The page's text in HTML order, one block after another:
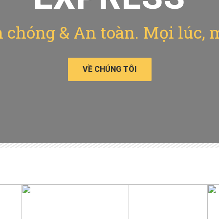
chóng & An toàn. Mọi lúc,
VỀ CHÚNG TÔI